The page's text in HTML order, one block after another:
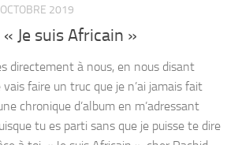
2019
« Je suis Africain »
directement à nous, en nous disant
vais faire un truc que je n’ai jamais fait
chronique d’album en m’adressant
tu es parti sans que je puisse te dire